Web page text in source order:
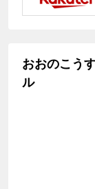
おおのこう
ル